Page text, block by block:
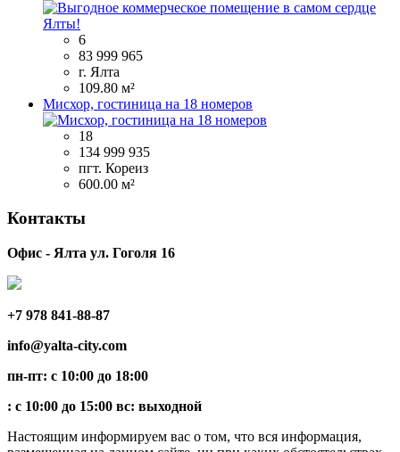
6
83 999 965
г. Ялта
109.80 м²
Мисхор, гостиница на 18 номеров
18
134 999 935
пгт. Кореиз
600.00 м²
Контакты
Офис - Ялта ул. Гоголя 16
+7 978 841-88-87
info@yalta-city.com
пн-пт: с 10:00 до 18:00
: с 10:00 до 15:00 вс: выходной
Настоящим информируем вас о том, что вся информация,